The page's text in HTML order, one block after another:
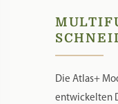
Die Atlas+
entwickelten